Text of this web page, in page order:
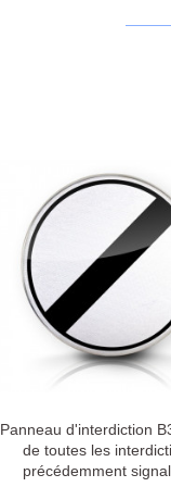
Panneau d'interdiction
de toutes les
précédemment